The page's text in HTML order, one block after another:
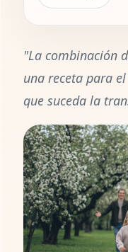
"La combinación
una receta para
que suceda la